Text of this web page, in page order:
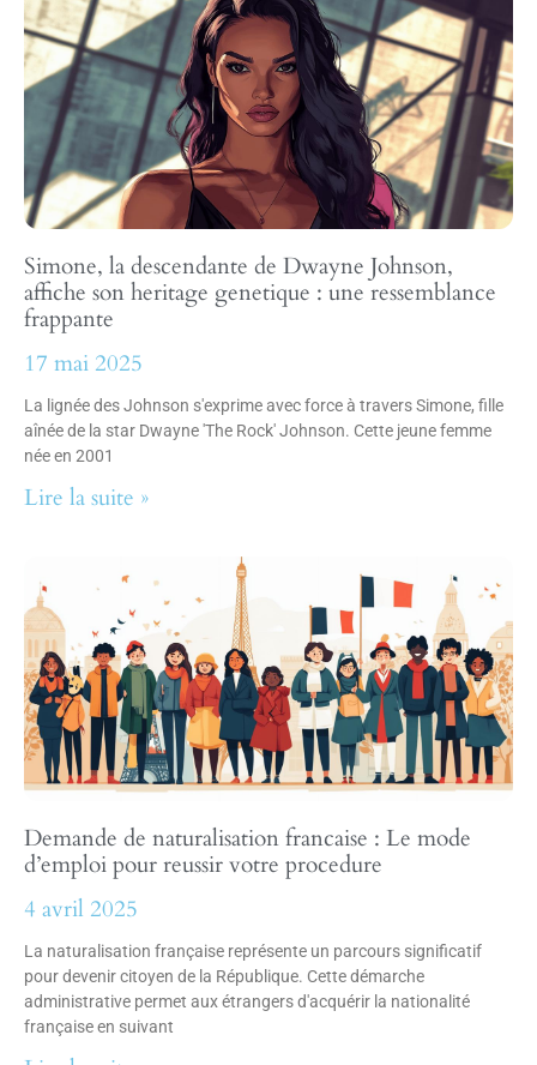
Simone, la descendante de Dwayne Johnson,
affiche son heritage genetique : une ressemblance
frappante
17 mai 2025
La lignée des Johnson s'exprime avec force à travers Simone, fille
aînée de la star Dwayne 'The Rock' Johnson. Cette jeune femme
née en 2001
Lire la suite »
Demande de naturalisation francaise : Le mode
d’emploi pour reussir votre procedure
4 avril 2025
La naturalisation française représente un parcours significatif
pour devenir citoyen de la République. Cette démarche
administrative permet aux étrangers d'acquérir la nationalité
française en suivant